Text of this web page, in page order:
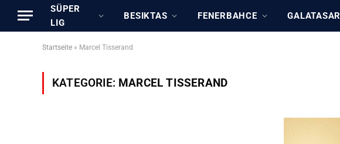
SÜPER
LIG
BESIKTAS FENERBAHCE
Startseite » Marcel Tisserand
KATEGORIE: MARCEL TISSERAND